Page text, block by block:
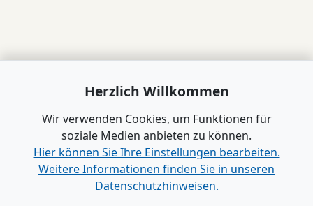
Herzlich Willkommen
Wir verwenden Cookies, um Funktionen für
soziale Medien anbieten zu können.
Hier können Sie Ihre Einstellungen bearbeiten.
Weitere Informationen finden Sie in unseren
Datenschutzhinweisen.